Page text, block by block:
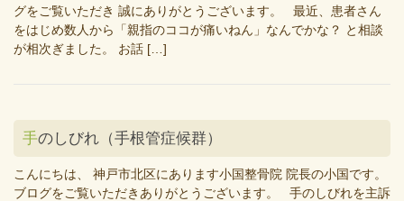
グをご覧いただき 誠にありがとうございます。 最近、患者さん
をはじめ数人から「親指のココが痛いねん」なんでかな？ と相談
が相次ぎました。 お話 […]
手のしびれ（手根管症候群）
こんにちは、 神戸市北区にあります小国整骨院 院長の小国です。
ブログをご覧いただきありがとうございます。 手のしびれを主訴